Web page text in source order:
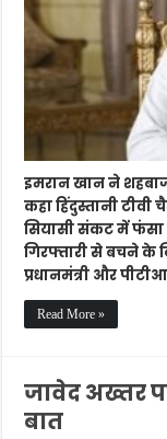
–
में
इमरान खान ने
कहा हिंदुस्तानी
सियासी संकट में
गिरफ्तारी से बचने के
प्रधानमंत्री और
Read More »
जावेद अख्तर
बात